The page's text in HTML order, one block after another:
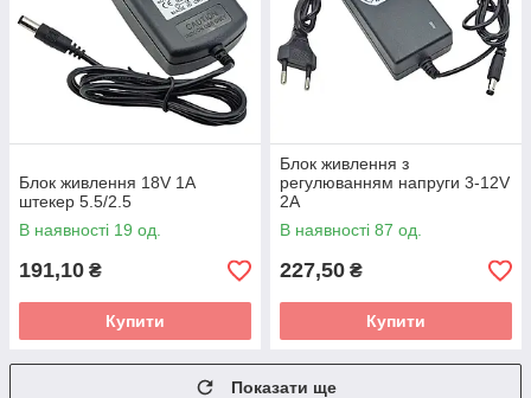
Блок живлення 18V 1A
штекер 5.5/2.5
В наявності 19 од.
191,10 ₴
Купити
Блок живлення з
регулюванням напруги 3-12V
2A
В наявності 87 од.
227,50 ₴
Купити
Показати ще